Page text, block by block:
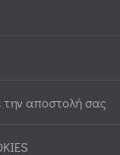
αποστολή σας